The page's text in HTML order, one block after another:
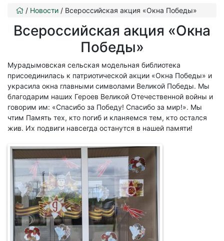
/ Новости / Всероссийская акция «Окна Победы»
Всероссийская акция «Окна
Победы»
Мурадымовская сельская модельная библиотека
присоединилась к патриотической акции «Окна Победы» и
украсила окна главными символами Великой Победы. Мы
благодарим наших Героев Великой Отечественной войны и
говорим им: «Спасибо за Победу! Спасибо за мир!». Мы
чтим Память тех, кто погиб и кланяемся тем, кто остался
жив. Их подвиги навсегда останутся в нашей памяти!